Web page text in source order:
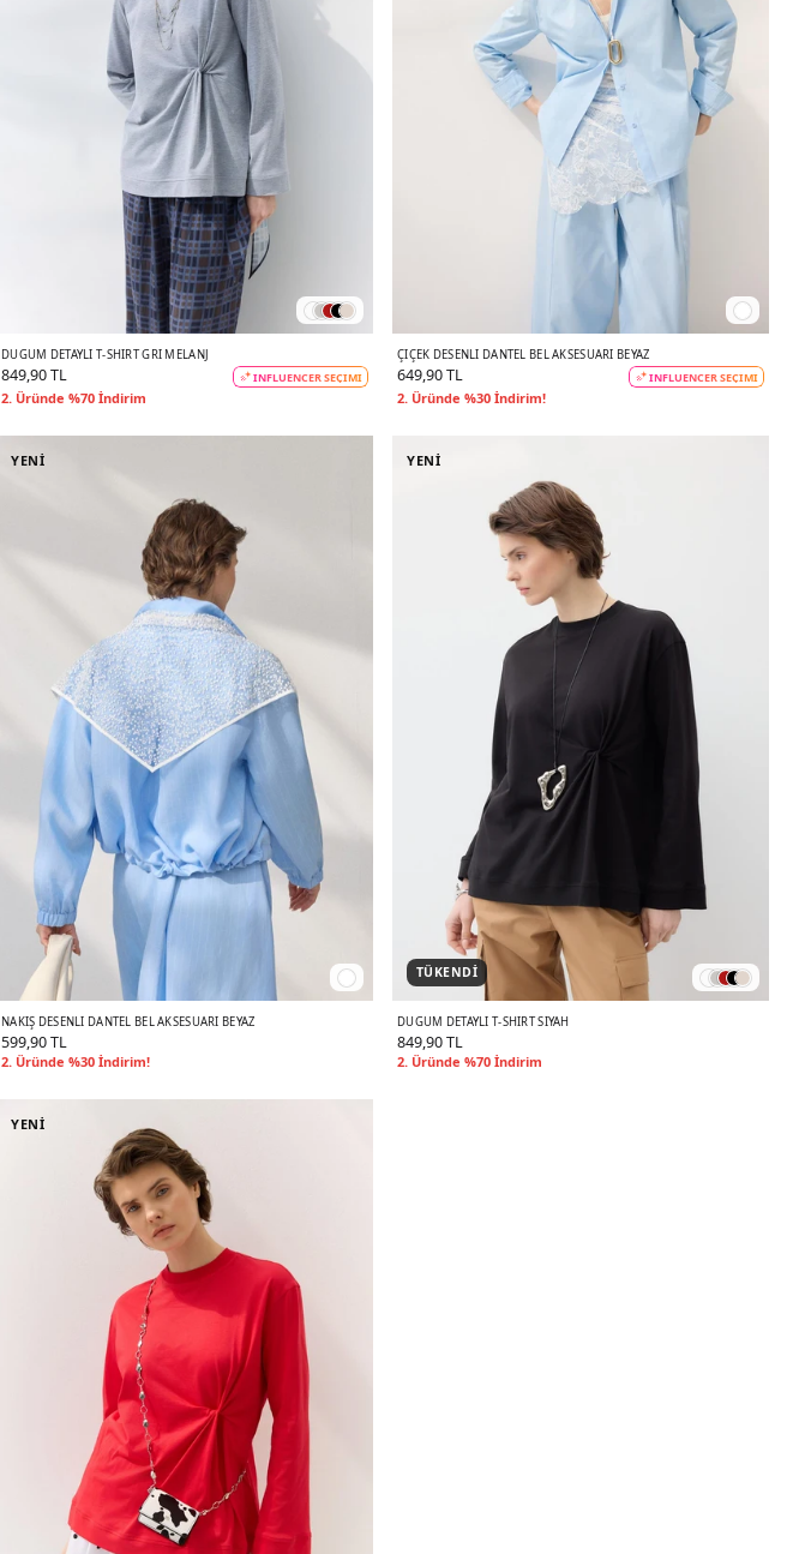
DÜĞÜM DETAYLI T-SHIRT GRI MELANJ
849,90 TL INFLUENCER SEÇİMİ
2. Üründe %70 İndirim
ÇIÇEK DESENLI DANTEL BEL AKSESUARI BEYAZ
649,90 TL INFLUENCER SEÇİMİ
2. Üründe %30 İndirim!
YENİ
NAKIŞ DESENLI DANTEL BEL AKSESUARI BEYAZ
599,90 TL
2. Üründe %30 İndirim!
YENİ
TÜKENDI
DÜĞÜM DETAYLI T-SHIRT SIYAH
849,90 TL
2. Üründe %70 İndirim
YENİ